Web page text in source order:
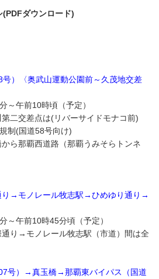
ダウンロード)
号）〈奥武山運動公園前～久茂地交差
午前10時頃（予定）
交差点は(リバーサイドモナコ前)
(国道58号向け)
那覇西道路（那覇うみそらトンネ
り→モノレール牧志駅→ひめゆり通り→
午前10時45分頃（予定）
→モノレール牧志駅（市道）間は全
号）→真玉橋→那覇東バイパス（国道